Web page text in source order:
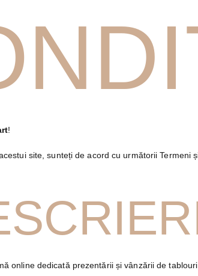
!
site, sunteți de acord cu următorii
online dedicată prezentării și vânzării de